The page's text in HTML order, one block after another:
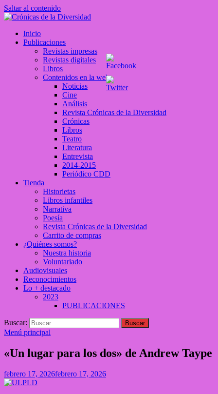
Saltar al contenido
Crónicas de la Diversidad
Plataforma de comunicaciones sobre temas de cultura LGTB+
Inicio
Publicaciones
Revistas impresas
Revistas digitales
Libros
Contenidos en la web
Noticias
Cine
Análisis
Revista Crónicas de la Diversidad
Crónicas
Libros
Teatro
Literatura
Entrevista
2014-2015
Periódico CDD
Tienda
Historietas
Libros infantiles
Narrativa
Poesía
Revista Crónicas de la Diversidad
Carrito de compras
¿Quiénes somos?
Nuestra historia
Voluntariado
Audiovisuales
Reconocimientos
Lo + destacado
2023
PUBLICACIONES
Buscar:
Menú principal
«Un lugar para los dos» de Andrew Taype
febrero 17, 2026febrero 17, 2026